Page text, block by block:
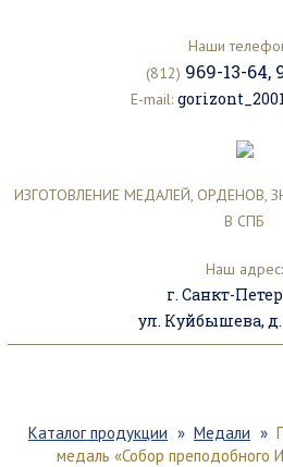
Наши
(812) 969-13-64,
E-mail:
ИЗГОТОВЛЕНИЕ МЕДАЛЕЙ, ОРДЕНОВ,
В СПБ
Наш адрес:
г. Санкт-
ул. Куйбышева, д.
Каталог продукции Медали
медаль «Собор преподобного